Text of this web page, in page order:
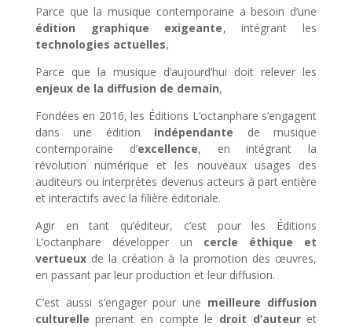
Parce que la musique contemporaine a besoin d’une
édition graphique exigeante, intégrant les
technologies actuelles,
Parce que la musique d’aujourd’hui doit relever les
enjeux de la diffusion de demain,
Fondées en 2016, les Éditions L’octanphare s’engagent
dans une édition indépendante de musique
contemporaine d’excellence, en intégrant la
révolution numérique et les nouveaux usages des
auditeurs ou interprètes devenus acteurs à part entière
et interactifs avec la filière éditoriale.
Agir en tant qu’éditeur, c’est pour les Éditions
L’octanphare développer un cercle éthique et
vertueuxde la création à la promotion des œuvres,
en passant par leur production et leur diffusion.
C’est aussi s’engager pour une meilleure diffusion
culturelle prenant en compte le droit d’auteuret